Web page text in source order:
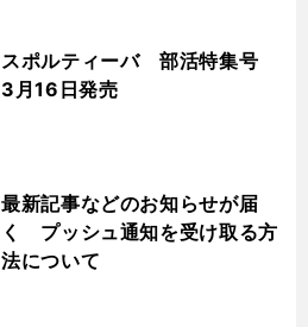
スポルティーバ 部活特集号
3月16日発売
最新記事などのお知らせが届
く プッシュ通知を受け取る方
法について